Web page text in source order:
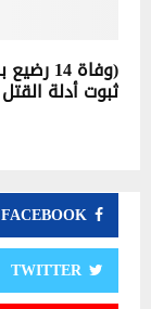
(وفاة
ثبوت أدلة
FACEBOOK
TWITTER